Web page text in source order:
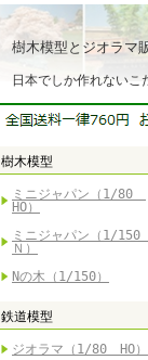
樹木模型とジオラ
日本でしか作れない
樹木模型
ミニジャパン（1/80
HO）
ミニジャパン（1/150
Ｎ）
Nの木（1/150）
鉄道模型
ジオラマ（1/80 HO）